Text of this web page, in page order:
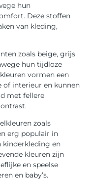
hun
Deze stoffen
van kleding,
zoals beige, grijs
hun tijdloze
vormen een
of interieur en kunnen
met fellere
zoals
erg populair in
kinderkleding en
kleuren zijn
en speelse
en baby’s.